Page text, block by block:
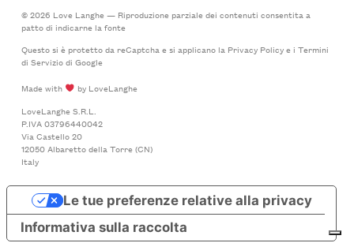
© 2026 Love Langhe — Riproduzione parziale dei contenuti consentita a
patto di indicarne la fonte
Questo si è protetto da reCaptcha e si applicano la Privacy Policye i Termini
di Serviziodi Google
Made with
by LoveLanghe
LoveLanghe S.R.L.
P.IVA 03796440042
Via Castello 20
12050 Albaretto della Torre (CN)
Italy
Informativa sulla raccolta
Le tue preferenze relative alla privacy